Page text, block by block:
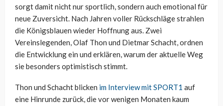
sorgt damit nicht nur sportlich, sondern auch emotional für
neue Zuversicht. Nach Jahren voller Rückschläge strahlen
die Königsblauen wieder Hoffnung aus. Zwei
Vereinslegenden, Olaf Thon und Dietmar Schacht, ordnen
die Entwicklung ein und erklären, warum der aktuelle Weg
sie besonders optimistisch stimmt.
Thon und Schacht blicken im Interview mit SPORT1 auf
eine Hinrunde zurück, die vor wenigen Monaten kaum